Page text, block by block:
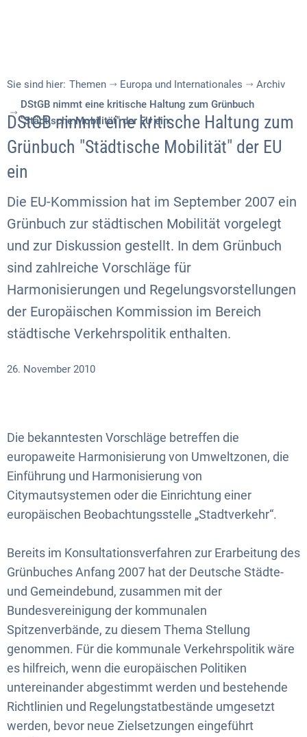
Sie sind hier: Themen Europa und Internationales
Archiv
DStGB nimmt eine kritische Haltung zum Grünbuch
"Städtische Mobilität" der EU ein
DStGB nimmt eine kritische Haltung zum
Grünbuch "Städtische Mobilität" der EU
ein
Die EU-Kommission hat im September 2007 ein
Grünbuch zur städtischen Mobilität vorgelegt
und zur Diskussion gestellt. In dem Grünbuch
sind zahlreiche Vorschläge für
Harmonisierungen und Regelungsvorstellungen
der Europäischen Kommission im Bereich
städtische Verkehrspolitik enthalten.
26. November 2010
Die bekanntesten Vorschläge betreffen die
europaweite Harmonisierung von Umweltzonen, die
Einführung und Harmonisierung von
Citymautsystemen oder die Einrichtung einer
europäischen Beobachtungsstelle „Stadtverkehr“.
Bereits im Konsultationsverfahren zur Erarbeitung des
Grünbuches Anfang 2007 hat der Deutsche Städte-
und Gemeindebund, zusammen mit der
Bundesvereinigung der kommunalen
Spitzenverbände, zu diesem Thema Stellung
genommen. Für die kommunale Verkehrspolitik wäre
es hilfreich, wenn die europäischen Politiken
untereinander abgestimmt werden und bestehende
Richtlinien und Regelungstatbestände umgesetzt
werden, bevor neue Zielsetzungen eingeführt